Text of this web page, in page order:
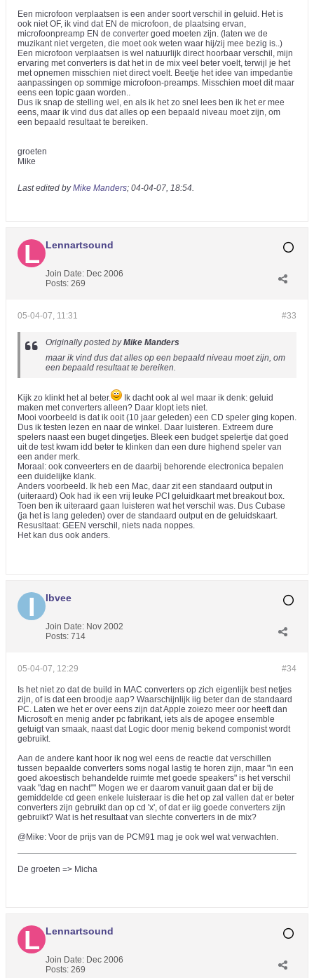
Een microfoon verplaatsen is een ander soort verschil in geluid. Het is
ook niet OF, ik vind dat EN de microfoon, de plaatsing ervan,
microfoonpreamp EN de converter goed moeten zijn. (laten we de
muzikant niet vergeten, die moet ook weten waar hij/zij mee bezig is..)
Een microfoon verplaatsen is wel natuurlijk direct hoorbaar verschil, mijn
ervaring met converters is dat het in de mix veel beter voelt, terwijl je het
met opnemen misschien niet direct voelt. Beetje het idee van impedantie
aanpassingen op sommige microfoon-preamps. Misschien moet dit maar
eens een topic gaan worden..
Dus ik snap de stelling wel, en als ik het zo snel lees ben ik het er mee
eens, maar ik vind dus dat alles op een bepaald niveau moet zijn, om
een bepaald resultaat te bereiken.
groeten
Mike
Last edited byMike Manders; 04-04-07, 18:54.
Lennartsound
Join Date: Dec 2006
Posts: 269
#33
05-04-07, 11:31
Originally posted byMike Manders
maar ik vind dus dat alles op een bepaald niveau moet zijn, om
een bepaald resultaat te bereiken.
Kijk zo klinkt het al beter.
Ik dacht ook al wel maar ik denk: geluid
maken met converters alleen? Daar klopt iets niet.
Mooi voorbeeld is dat ik ooit (10 jaar geleden) een CD speler ging kopen.
Dus ik testen lezen en naar de winkel. Daar luisteren. Extreem dure
spelers naast een buget dingetjes. Bleek een budget spelertje dat goed
uit de test kwam idd beter te klinken dan een dure highend speler van
een ander merk.
Moraal: ook conveerters en de daarbij behorende electronica bepalen
een duidelijke klank.
Anders voorbeeld. Ik heb een Mac, daar zit een standaard output in
(uiteraard) Ook had ik een vrij leuke PCI geluidkaart met breakout box.
Toen ben ik uiteraard gaan luisteren wat het verschil was. Dus Cubase
(ja het is lang geleden) over de standaard output en de geluidskaart.
Resusltaat: GEEN verschil, niets nada noppes.
Het kan dus ook anders.
Ibvee
Join Date: Nov 2002
Posts: 714
#34
05-04-07, 12:29
Is het niet zo dat de build in MAC converters op zich eigenlijk best netjes
zijn, of is dat een broodje aap? Waarschijnlijk iig beter dan de standaard
PC. Laten we het er over eens zijn dat Apple zoiezo meer oor heeft dan
Microsoft en menig ander pc fabrikant, iets als de apogee ensemble
getuigt van smaak, naast dat Logic door menig bekend componist wordt
gebruikt.
Aan de andere kant hoor ik nog wel eens de reactie dat verschillen
tussen bepaalde converters soms nogal lastig te horen zijn, maar "in een
goed akoestisch behandelde ruimte met goede speakers" is het verschil
vaak "dag en nacht"" Mogen we er daarom vanuit gaan dat er bij de
gemiddelde cd geen enkele luisteraar is die het op zal vallen dat er beter
converters zijn gebruikt dan op cd 'x', of dat er iig goede converters zijn
gebruikt? Wat is het resultaat van slechte converters in de mix?
@Mike: Voor de prijs van de PCM91 mag je ook wel wat verwachten.
De groeten => Micha
Lennartsound
Join Date: Dec 2006
Posts: 269